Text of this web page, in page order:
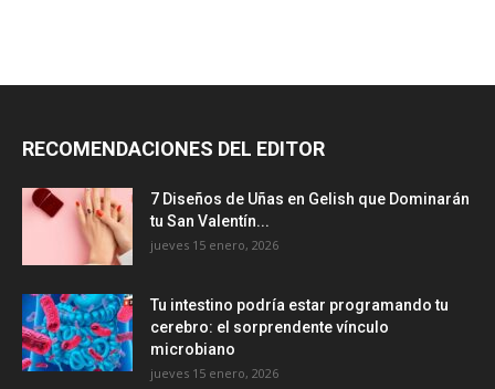
RECOMENDACIONES DEL EDITOR
7 Diseños de Uñas en Gelish que Dominarán
tu San Valentín...
jueves 15 enero, 2026
Tu intestino podría estar programando tu
cerebro: el sorprendente vínculo
microbiano
jueves 15 enero, 2026